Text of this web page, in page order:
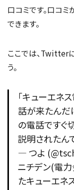
口コミです。口コ
できます。
ここでは、Twitter
う。
「キューエネ
話が来たんだ
の電話ですぐ
説明されたん
— つよ
ニチデン(電力
たキューエネ